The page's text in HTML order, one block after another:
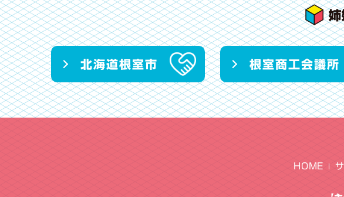
北海道根室市 根室商工会議所
HOME